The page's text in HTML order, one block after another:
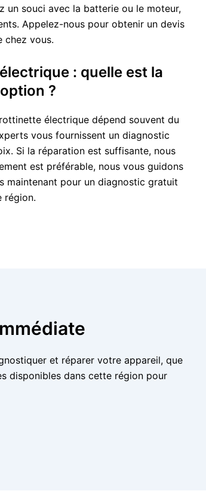
un souci avec la batterie ou le moteur,
Appelez-nous pour obtenir un devis
chez vous.
: quelle est la
?
électrique dépend souvent du
vous fournissent un diagnostic
Si la réparation est suffisante, nous
est préférable, nous vous guidons
maintenant pour un diagnostic gratuit
région.
et réparer votre appareil, que
disponibles dans cette région pour